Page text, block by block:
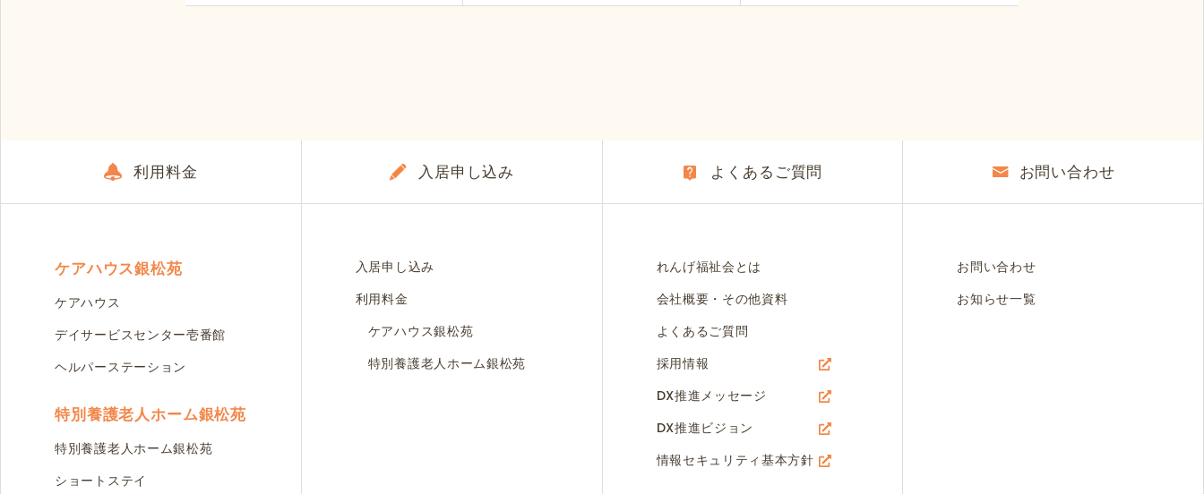
利用料金 入居申し込み よくあるご質問 お問い合わせ
ケアハウス銀松苑
ケアハウス
デイサービスセンター壱番館
ヘルパーステーション
特別養護老人ホーム銀松苑
特別養護老人ホーム銀松苑
ショートステイ
入居申し込み
利用料金
ケアハウス銀松苑
特別養護老人ホーム銀松苑
れんげ福祉会とは
会社概要・その他資料
よくあるご質問
採用情報
DX推進メッセージ
DX推進ビジョン
情報セキュリティ基本方針
お問い合わせ
お知らせ一覧